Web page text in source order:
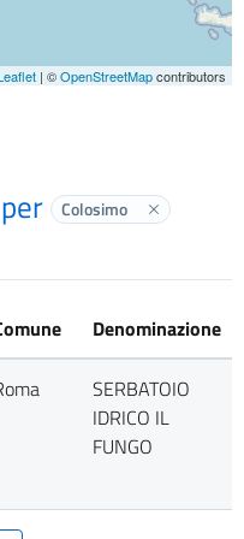
| ©OpenStreetMapcontributors
Colosimo Elimina
Denominazione
SERBATOIO
IDRICO IL
FUNGO